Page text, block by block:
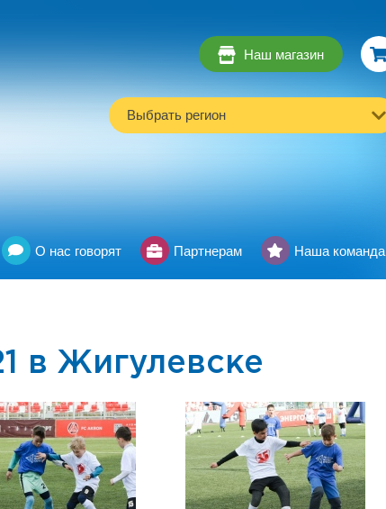
Наш магазин
Выбрать регион
О нас говорят Партнерам Наша команда
в Жигулевске